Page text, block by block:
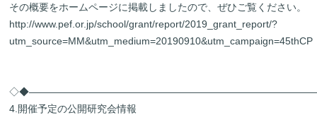
その概要をホームページに掲載しましたので、ぜひご覧ください。
http://www.pef.or.jp/school/grant/report/2019_grant_report/?
utm_source=MM&utm_medium=20190910&utm_campaign=45thCP
4.開催予定の公開研究会情報